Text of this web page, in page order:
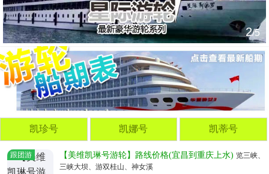
2/5
凯珍号 凯娜号 凯蒂号
跟团游 【美维凯琳号游轮】路线价格(宜昌到重庆上水) 览三峡、
三峡大坝、游双桂山、神女溪